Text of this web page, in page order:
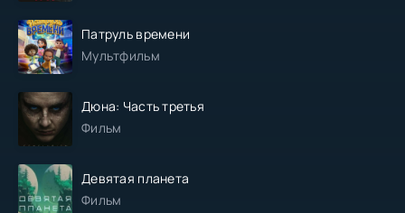
Патруль времени
Мультфильм
Дюна: Часть третья
Фильм
Девятая планета
Фильм